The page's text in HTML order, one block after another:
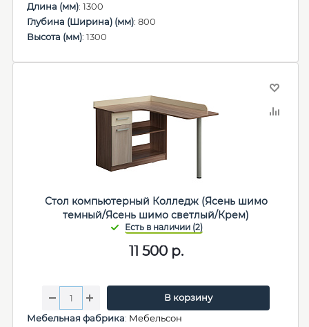
Длина (мм): 1300
Глубина (Ширина) (мм): 800
Высота (мм): 1300
Стол компьютерный Колледж (Ясень шимо
темный/Ясень шимо светлый/Крем)
11 500р.
В корзину
Мебельная фабрика: Мебельсон